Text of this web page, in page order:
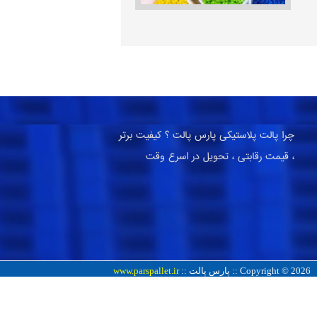
چرا پالت پلاستیکی پارس پالت ؟ کیفیت برتر
، قیمت رقابتی ، تحویل در اسرع وقت
Copyright © 2026 :: پارس پالت :: www.parspallet.ir